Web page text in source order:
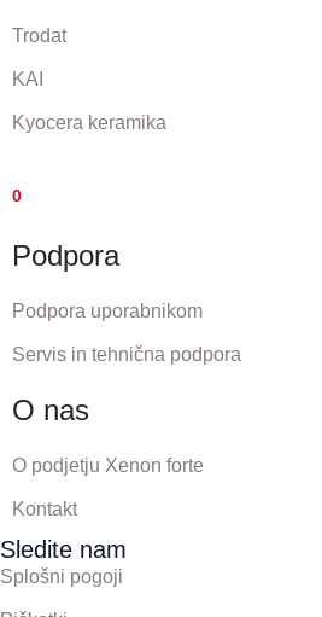
Trodat
KAI
Kyocera keramika
0
Podpora
Podpora uporabnikom
Servis in tehnična podpora
O nas
O podjetju Xenon forte
Kontakt
Sledite nam
Splošni pogoji